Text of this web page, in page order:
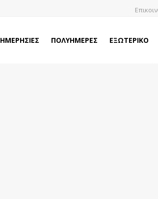
ΗΜΕΡΗΣΙΕΣ ΠΟΛΥΗΜΕΡΕΣ ΕΞΩΤΕΡΙΚΟ